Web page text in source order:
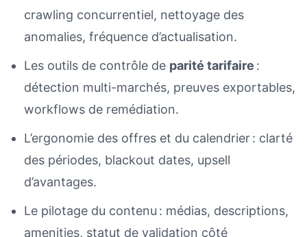
crawling concurrentiel, nettoyage des
anomalies, fréquence d’actualisation.
Les outils de contrôle de parité tarifaire :
détection multi-marchés, preuves exportables,
workflows de remédiation.
L’ergonomie des offres et du calendrier : clarté
des périodes, blackout dates, upsell
d’avantages.
Le pilotage du contenu : médias, descriptions,
amenities, statut de validation côté